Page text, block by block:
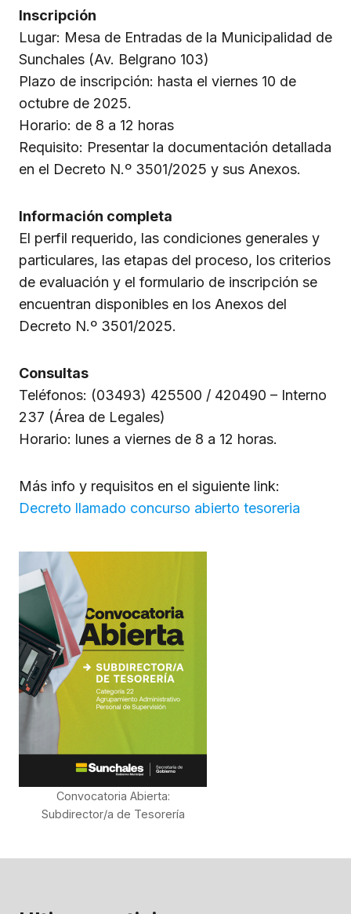
Inscripción
Lugar: Mesa de Entradas de la Municipalidad de
Sunchales (Av. Belgrano 103)
Plazo de inscripción: hasta el viernes 10 de
octubre de 2025.
Horario: de 8 a 12 horas
Requisito: Presentar la documentación detallada
en el Decreto N.º 3501/2025 y sus Anexos.
Información completa
El perfil requerido, las condiciones generales y
particulares, las etapas del proceso, los criterios
de evaluación y el formulario de inscripción se
encuentran disponibles en los Anexos del
Decreto N.º 3501/2025.
Consultas
Teléfonos: (03493) 425500 / 420490 – Interno
237 (Área de Legales)
Horario: lunes a viernes de 8 a 12 horas.
Más info y requisitos en el siguiente link:
Decreto llamado concurso abierto tesoreria
Convocatoria Abierta:
Subdirector/a de Tesorería